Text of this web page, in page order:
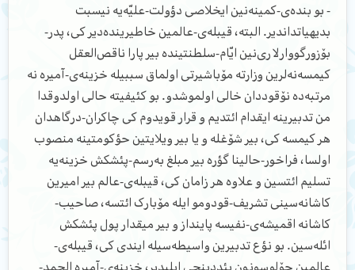
- بو بنده‌ی-کمینه‌نین ایخلاصی دؤولت-علیّه‌یه نیسبت
بدیهیاتداندیر. البته، قیبله‌ی-عالمین خاطیرینده‌دیر کی، پدر-
بۆزورگووارلاری‌نین ایّام-سلطنتینده بیر پارا ناقص‌العقل
کیمسه‌نه‌لرین وزارته مۆ‌باشیرتی اولماق سببیله خزینه‌ی-آمیره نه
مرتبه‌ده نۆقوددان خالی اولموشدو. بو کئیفیته حالی اولدوقدا
من تدبیرینه ایقدام ائتدیم و قرار قویدوم کی چاکران-درگاهدان
هر کیمسه کی، بیر شۆغله و یا بیر ویلایتین حؤکومتینه منصوب
اولسا، فراخور-حالینا گؤره بیر مبلغ به‌رسم-پئشکش خزینه‌یه
تسلیم ائتسین و علاوه هر زامان کی، قیبله‌ی-عالم بیر امیرین
کاشانه‌سینی تشریف-قودومو ایله مۆبارک ائتسه، صاحیب-
کاشانه اقمیشه‌ی-نفیسه پاینداز و بیر میقدار پول پئشکش
ائله‌سین. بو نؤع تدبیرین واسیطه‌سیله ایندی کی، قیبله‌ی-
عالمین جۆلوسونون یئددینجی ایلیدیر، خزینه‌ی-آمیره الحمد-